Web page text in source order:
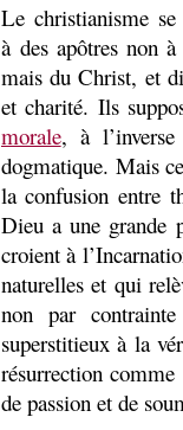
Le christianisme
à des apôtres non
mais du Christ, et
et charité. Ils
morale, à
dogmatique. Mais
la confusion entre
Dieu a une grande
croient à
naturelles et qui
non par
superstitieux à la
résurrection comme
de passion et de